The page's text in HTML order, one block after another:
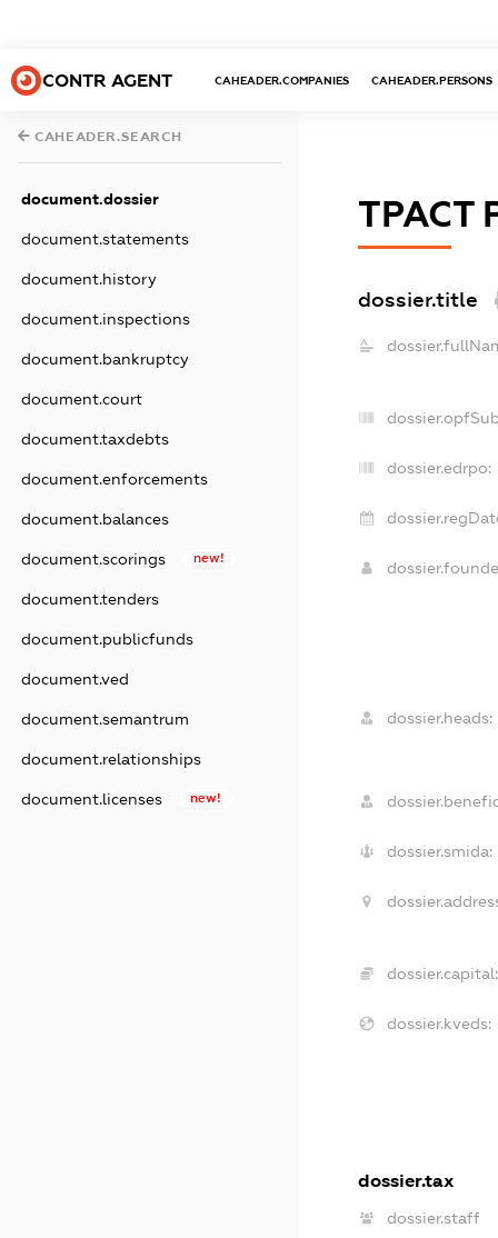
CONTR AGENT CAHEADER.COMPANIES CAHEADER.PERSONS
CAHEADER.SEARCH
document.dossier
document.statements
document.history
document.inspections
document.bankruptcy
document.court
document.taxdebts
document.enforcements
document.balances
document.scorings new!
document.tenders
document.publicfunds
document.ved
document.semantrum
document.relationships
document.licenses new!
ТРАСТ
dossier.title
dossier.edrpo:
dossier.heads:
dossier.smida:
dossier.capital:
dossier.kveds:
dossier.tax
dossier.staff